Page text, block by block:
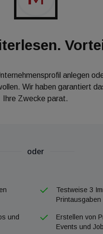
anlegen
Wir haben garantiert
Ihre Zwecke parat.
oder
Testweise 3
Printausgaben
und
Erstellen von
Events und